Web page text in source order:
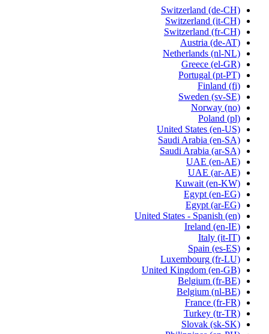
Switzerland (de-CH)
Switzerland (it-CH)
Switzerland (fr-CH)
Austria (de-AT)
Netherlands (nl-NL)
Greece (el-GR)
Portugal (pt-PT)
Finland (fi)
Sweden (sv-SE)
Norway (no)
Poland (pl)
United States (en-US)
Saudi Arabia (en-SA)
Saudi Arabia (ar-SA)
UAE (en-AE)
UAE (ar-AE)
Kuwait (en-KW)
Egypt (en-EG)
Egypt (ar-EG)
United States - Spanish (en)
Ireland (en-IE)
Italy (it-IT)
Spain (es-ES)
Luxembourg (fr-LU)
United Kingdom (en-GB)
Belgium (fr-BE)
Belgium (nl-BE)
France (fr-FR)
Turkey (tr-TR)
Slovak (sk-SK)